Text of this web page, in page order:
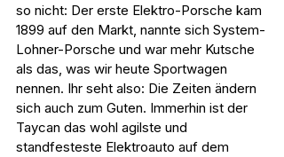
so nicht: Der erste Elektro-Porsche kam
1899 auf den Markt, nannte sich System-
Lohner-Porsche und war mehr Kutsche
als das, was wir heute Sportwagen
nennen. Ihr seht also: Die Zeiten ändern
sich auch zum Guten. Immerhin ist der
Taycan das wohl agilste und
standfesteste Elektroauto auf dem